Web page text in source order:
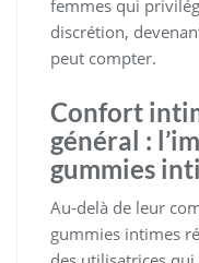
femmes qui
discrétion,
peut compter.
Confort
général :
gummies
Au-delà de leur
gummies intimes